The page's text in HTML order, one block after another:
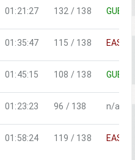
01:21:27 132 / 138 GUER
01:35:47 115 / 138 EAST
01:45:15 108 / 138 GUER
01:23:23 96 / 138 n/a
01:58:24 119 / 138 EAST